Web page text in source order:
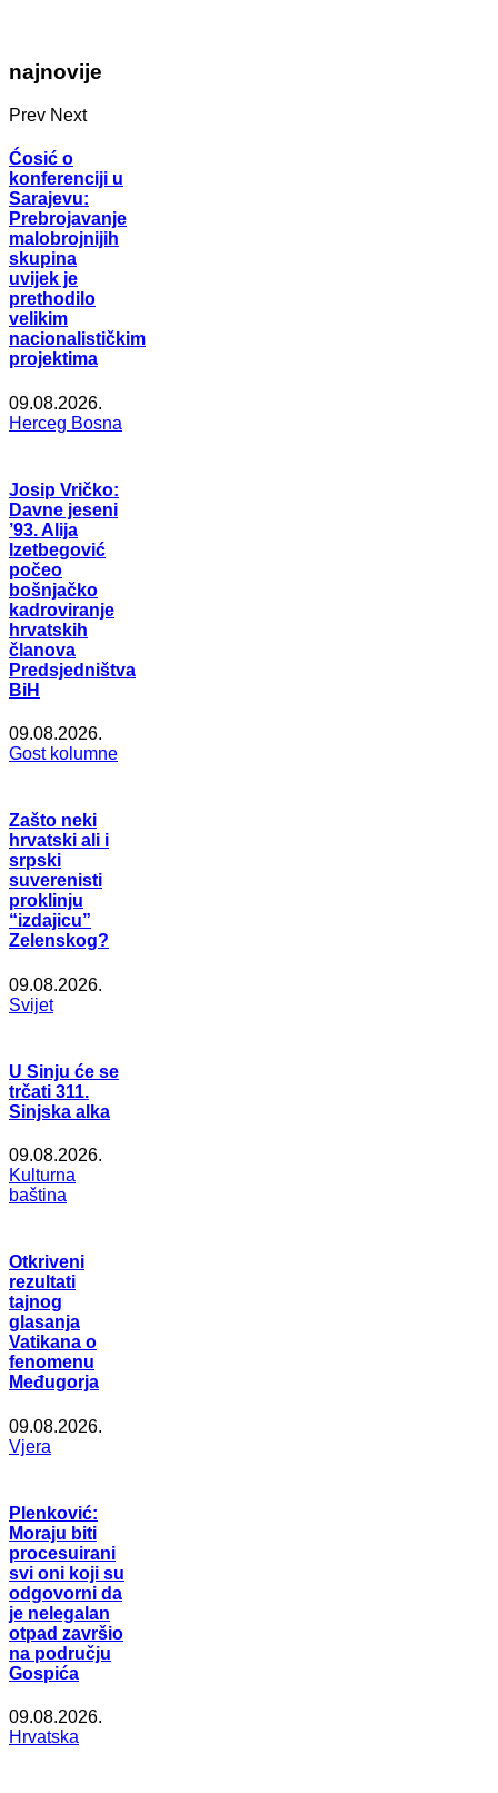
najnovije
Prev Next
Ćosić o
konferenciji u
Sarajevu:
Prebrojavanje
malobrojnijih
skupina
uvijek je
prethodilo
velikim
nacionalističkim
projektima
09.08.2026.
Herceg Bosna
Josip Vričko:
Davne jeseni
’93. Alija
Izetbegović
počeo
bošnjačko
kadroviranje
hrvatskih
članova
Predsjedništva
BiH
09.08.2026.
Gost kolumne
Zašto neki
hrvatski ali i
srpski
suverenisti
proklinju
“izdajicu”
Zelenskog?
09.08.2026.
Svijet
U Sinju će se
trčati 311.
Sinjska alka
09.08.2026.
Kulturna
baština
Otkriveni
rezultati
tajnog
glasanja
Vatikana o
fenomenu
Međugorja
09.08.2026.
Vjera
Plenković:
Moraju biti
procesuirani
svi oni koji su
odgovorni da
je nelegalan
otpad završio
na području
Gospića
09.08.2026.
Hrvatska